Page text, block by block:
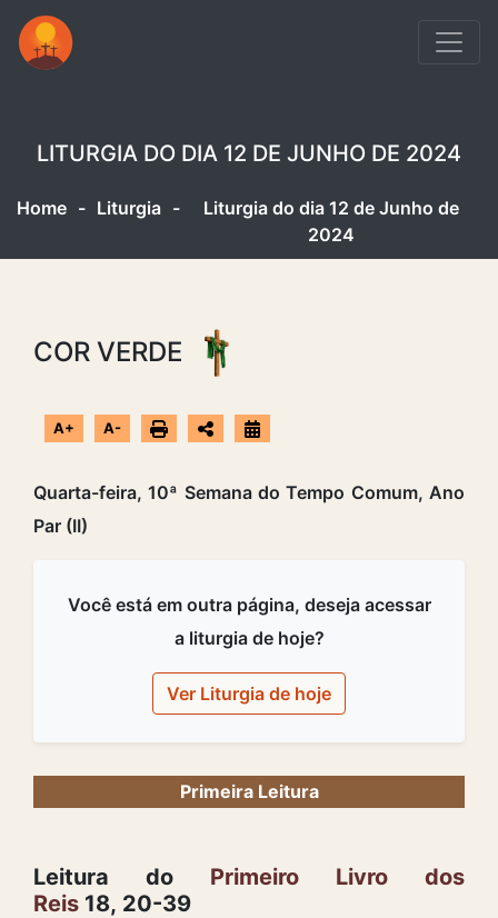
LITURGIA DO DIA 12 DE JUNHO DE 2024
Home - Liturgia -
Liturgia do dia 12 de Junho de
2024
COR VERDE
A+ A-
Quarta-feira, 10ª Semana do Tempo Comum, Ano
Par (II)
Você está em outra página, deseja acessar
a liturgia de hoje?
Ver Liturgia de hoje
Primeira Leitura
Leitura do Primeiro Livro dos
Reis 18, 20-39